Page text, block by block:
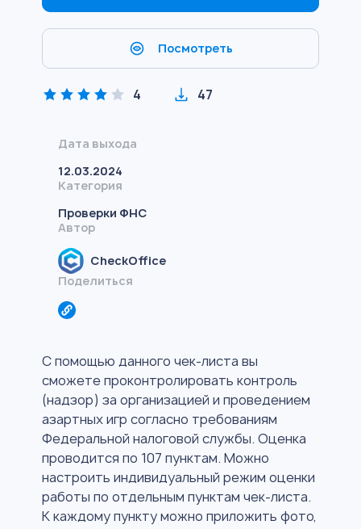
Посмотреть
4 47
Дата выхода
12.03.2024
Категория
Проверки ФНС
Автор
CheckOffice
Поделиться
С помощью данного чек-листа вы
сможете проконтролировать контроль
(надзор) за организацией и проведением
азартных игр согласно требованиям
Федеральной налоговой службы. Оценка
проводится по 107 пунктам. Можно
настроить индивидуальный режим оценки
работы по отдельным пунктам чек-листа.
К каждому пункту можно приложить фото,